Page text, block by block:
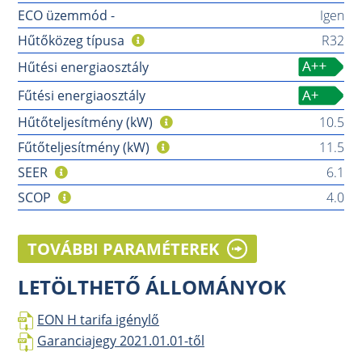
Hűtőközeg típusa
R32
Hűtési energiaosztály
Fűtési energiaosztály
Hűtőteljesítmény (kW)
10.5
Fűtőteljesítmény (kW)
11.5
SEER
6.1
SCOP
4.0
ECO üzemmód -
Igen
TOVÁBBI PARAMÉTEREK
LETÖLTHETŐ ÁLLOMÁNYOK
EON H tarifa igénylő
Garanciajegy 2021.01.01-től